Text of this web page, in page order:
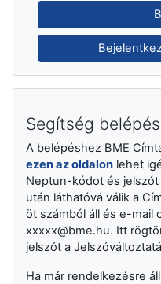
Segítség
A belépéshez BME
ezen az oldalon lehet
Neptun-kódot és jelszót
után láthatóvá válik a
öt számból áll és e-mail
xxxxx@bme.hu. Itt
jelszót a
Ha már rendelkezésre